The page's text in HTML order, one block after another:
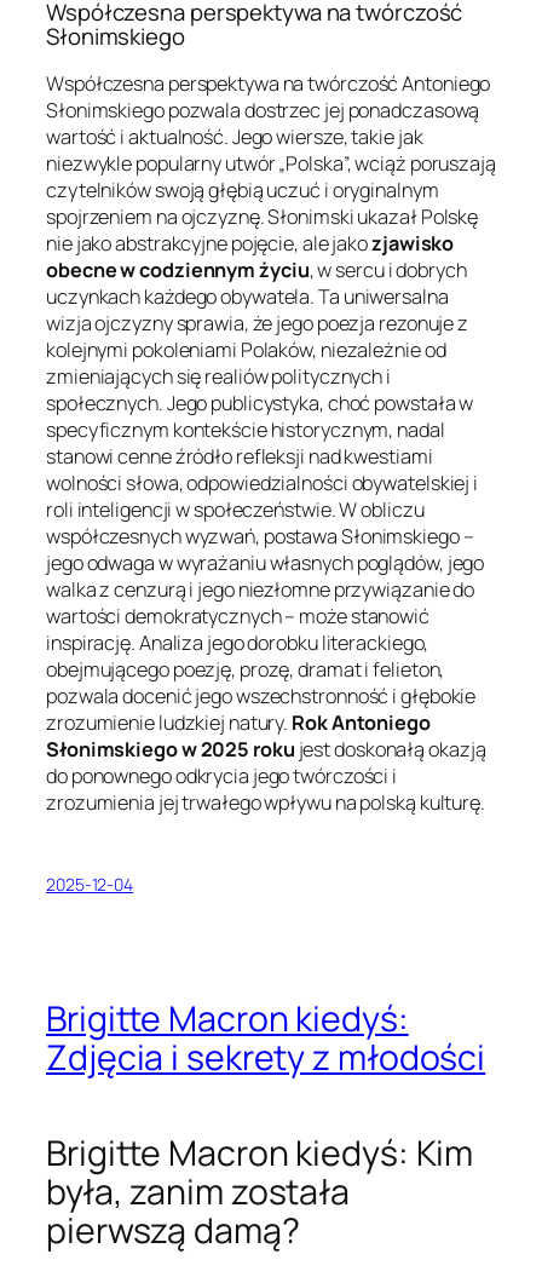
Współczesna perspektywa na twórczość
Słonimskiego
Współczesna perspektywa na twórczość Antoniego
Słonimskiego pozwala dostrzec jej ponadczasową
wartość i aktualność. Jego wiersze, takie jak
niezwykle popularny utwór „Polska”, wciąż poruszają
czytelników swoją głębią uczuć i oryginalnym
spojrzeniem na ojczyznę. Słonimski ukazał Polskę
nie jako abstrakcyjne pojęcie, ale jakozjawisko
obecne w codziennym życiu, w sercu i dobrych
uczynkach każdego obywatela. Ta uniwersalna
wizja ojczyzny sprawia, że jego poezja rezonuje z
kolejnymi pokoleniami Polaków, niezależnie od
zmieniających się realiów politycznych i
społecznych. Jego publicystyka, choć powstała w
specyficznym kontekście historycznym, nadal
stanowi cenne źródło refleksji nad kwestiami
wolności słowa, odpowiedzialności obywatelskiej i
roli inteligencji w społeczeństwie. W obliczu
współczesnych wyzwań, postawa Słonimskiego –
jego odwaga w wyrażaniu własnych poglądów, jego
walka z cenzurą i jego niezłomne przywiązanie do
wartości demokratycznych – może stanowić
inspirację. Analiza jego dorobku literackiego,
obejmującego poezję, prozę, dramat i felieton,
pozwala docenić jego wszechstronność i głębokie
zrozumienie ludzkiej natury. Rok Antoniego
Słonimskiego w 2025 roku jest doskonałą okazją
do ponownego odkrycia jego twórczości i
zrozumienia jej trwałego wpływu na polską kulturę.
2025-12-04
Brigitte Macron kiedyś:
Zdjęcia i sekrety z młodości
Brigitte Macron kiedyś: Kim
była, zanim została
pierwszą damą?